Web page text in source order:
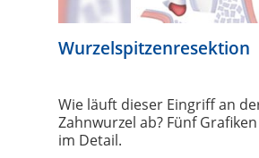
Wurzelspitzenresektion
Wie läuft dieser Eingriff an
Zahnwurzel ab? Fünf
im Detail.